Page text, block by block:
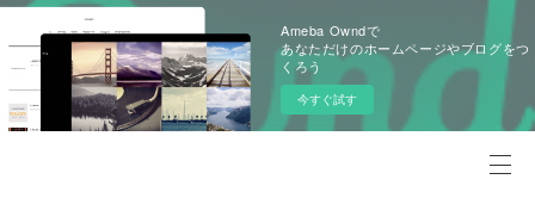
Ameba Owndで
あなただけのホームページやブログをつ
くろう
今すぐ試す